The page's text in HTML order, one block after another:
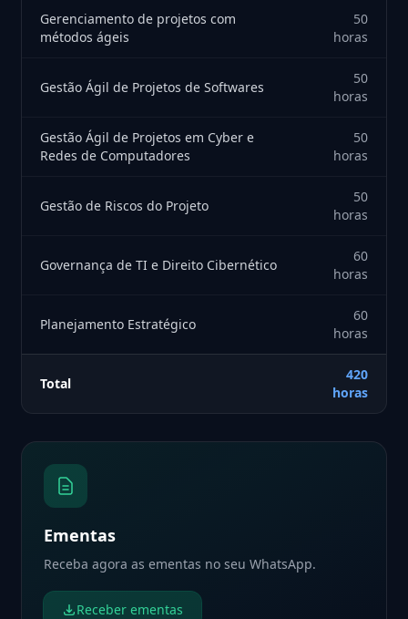
Gerenciamento de projetos com
métodos ágeis
50
horas
Gestão Ágil de Projetos de Softwares
50
horas
Gestão Ágil de Projetos em Cyber e
Redes de Computadores
50
horas
Gestão de Riscos do Projeto
50
horas
Governança de TI e Direito Cibernético
60
horas
Planejamento Estratégico
60
horas
Total
420
horas
Ementas
Receba agora as ementas no seu WhatsApp.
Receber ementas